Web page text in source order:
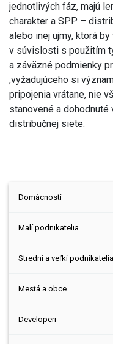
Domácnosti
Malí podnikatelia
Strední a veľkí podnikatelia
Mestá a obce
Developeri
jednotlivých fáz, majú
charakter a SPP –
alebo inej ujmy, ktorá
v súvislosti s použitím
a záväzné podmienky
,vyžadujúceho si
pripojenia vrátane, nie
stanovené a
distribučnej siete.